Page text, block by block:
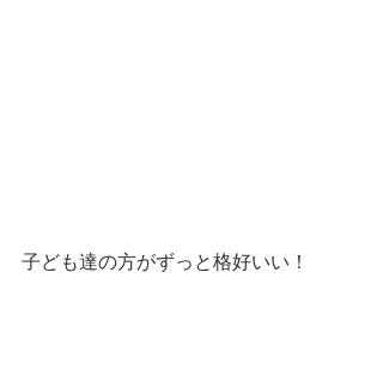
子ども達の方がずっと格好いい！